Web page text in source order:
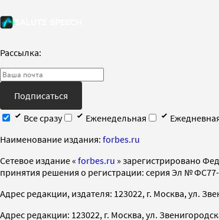
Рассылка:
Подписаться
Все сразу
Еженедельная
Наименование издания: forbes.ru
Cетевое издание « forbes.ru » зарегистрировано
принятия решения о регистрации: серия Эл № ФС77-
Адрес редакции, издателя: 123022, г. Москва, ул.
Адрес редакции: 123022, г. Москва, ул.